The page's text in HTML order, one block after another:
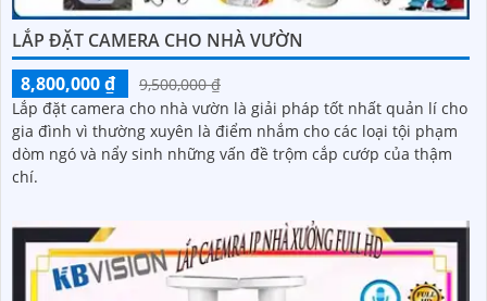
LẮP ĐẶT CAMERA CHO NHÀ VƯỜN
8,800,000 ₫
9,500,000 ₫
Lắp đặt camera cho nhà vườn là giải pháp tốt nhất quản lí cho
gia đình vì thường xuyên là điểm nhắm cho các loại tội phạm
dòm ngó và nẩy sinh những vấn đề trộm cắp cướp của thậm
chí.